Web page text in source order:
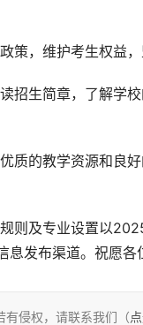
策，维护考生权益，
发布渠道。祝愿各
有侵权，请联系我们（